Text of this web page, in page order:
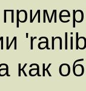
как